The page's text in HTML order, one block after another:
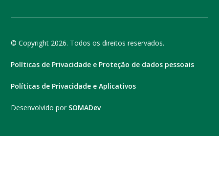
© Copyright 2026. Todos os direitos reservados.
Políticas de Privacidade e Proteção de dados pessoais
Políticas de Privacidade e Aplicativos
Desenvolvido por SOMADev